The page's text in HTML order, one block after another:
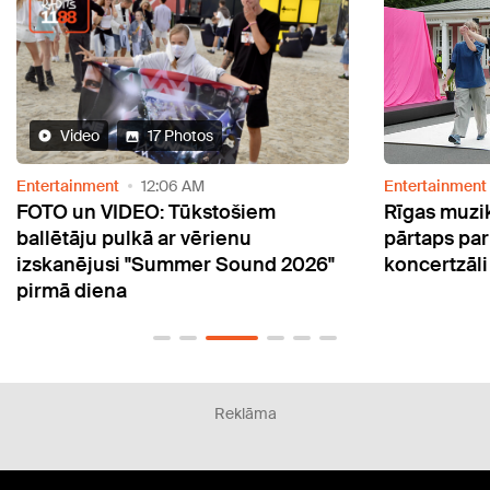
Entertainment 5:52 PM
Rīgas muzikālie parki augustā
pārtaps par grandiozu brīvdabas
koncertzāli
Reklāma